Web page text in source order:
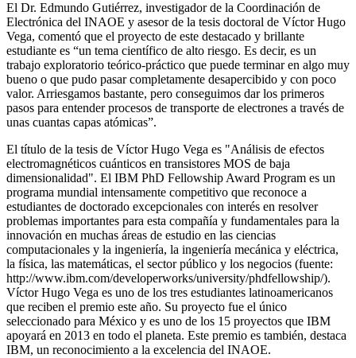
El Dr. Edmundo Gutiérrez, investigador de la Coordinación de
Electrónica del INAOE y asesor de la tesis doctoral de Víctor Hugo
Vega, comentó que el proyecto de este destacado y brillante
estudiante es “un tema científico de alto riesgo. Es decir, es un
trabajo exploratorio teórico-práctico que puede terminar en algo muy
bueno o que pudo pasar completamente desapercibido y con poco
valor. Arriesgamos bastante, pero conseguimos dar los primeros
pasos para entender procesos de transporte de electrones a través de
unas cuantas capas atómicas”.
El título de la tesis de Víctor Hugo Vega es "Análisis de efectos
electromagnéticos cuánticos en transistores MOS de baja
dimensionalidad". El IBM PhD Fellowship Award Program es un
programa mundial intensamente competitivo que reconoce a
estudiantes de doctorado excepcionales con interés en resolver
problemas importantes para esta compañía y fundamentales para la
innovación en muchas áreas de estudio en las ciencias
computacionales y la ingeniería, la ingeniería mecánica y eléctrica,
la física, las matemáticas, el sector público y los negocios (fuente:
http://www.ibm.com/developerworks/university/phdfellowship/).
Víctor Hugo Vega es uno de los tres estudiantes latinoamericanos
que reciben el premio este año. Su proyecto fue el único
seleccionado para México y es uno de los 15 proyectos que IBM
apoyará en 2013 en todo el planeta. Este premio es también, destaca
IBM, un reconocimiento a la excelencia del INAOE.